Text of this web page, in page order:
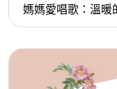
媽媽愛唱歌：溫暖的光+生
媽媽放輕鬆:有錢